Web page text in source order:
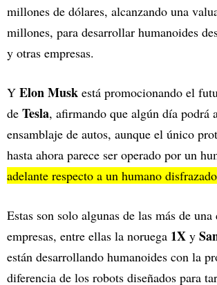
millones de dólares, alcanzando una
millones, para desarrollar humanoides
y otras empresas.
Y Elon Musk está promocionando el
de Tesla, afirmando que algún día podrá
ensamblaje de autos, aunque el único
hasta ahora parece ser operado por un
adelante respecto a un humano disfrazado
Estas son solo algunas de las más de una
empresas, entre ellas la noruega 1X y
están desarrollando humanoides con la
diferencia de los robots diseñados para